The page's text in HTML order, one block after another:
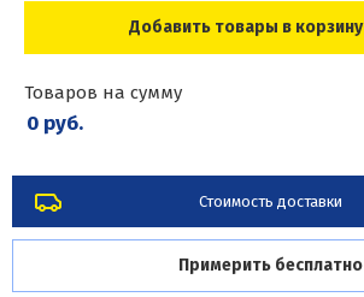
Добавить товары в корзину
Товаров на сумму
0 руб.
Стоимость доставки
Примерить бесплатно